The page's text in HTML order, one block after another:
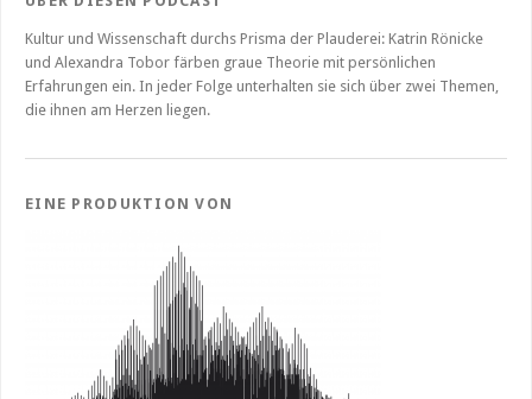
Kultur und Wissenschaft durchs Prisma der Plauderei: Katrin Rönicke
und Alexandra Tobor färben graue Theorie mit persönlichen
Erfahrungen ein. In jeder Folge unterhalten sie sich über zwei Themen,
die ihnen am Herzen liegen.
EINE PRODUKTION VON